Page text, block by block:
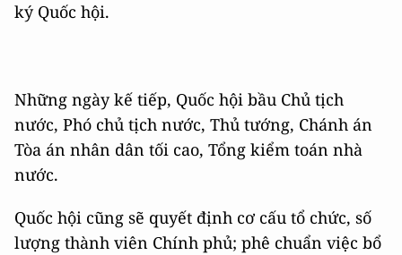
ký Quốc hội.
Những ngày kế tiếp, Quốc hội bầu Chủ tịch
nước, Phó chủ tịch nước, Thủ tướng, Chánh án
Tòa án nhân dân tối cao, Tổng kiểm toán nhà
nước.
Quốc hội cũng sẽ quyết định cơ cấu tổ chức, số
lượng thành viên Chính phủ; phê chuẩn việc bổ